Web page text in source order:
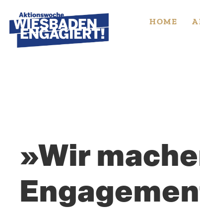
to
content
HOME
»Wir